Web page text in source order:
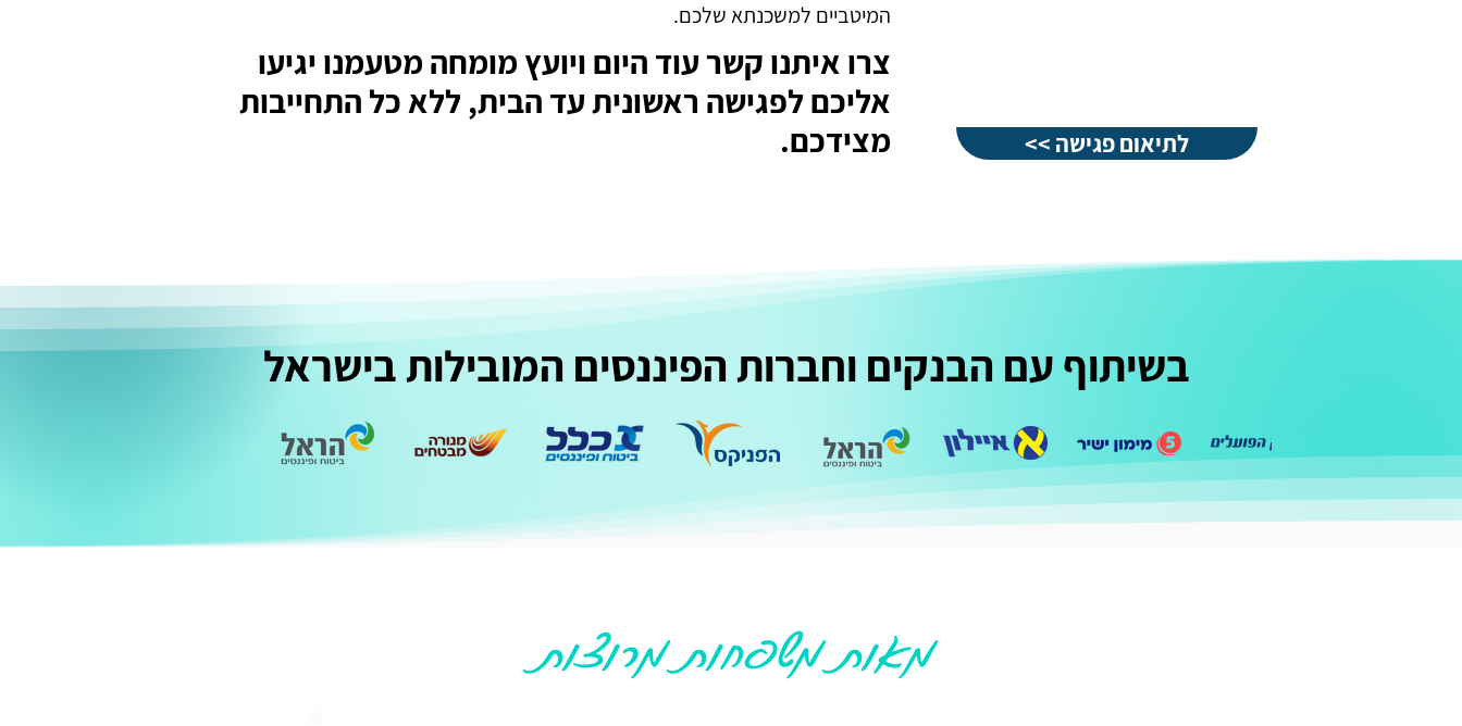
המיטביים למשכנתא שלכם.
צרו איתנו קשר עוד היום ויועץ מומחה מטעמנו יגיעו
אליכם לפגישה ראשונית עד הבית, ללא כל התחייבות
מצידכם.
<< לתיאום פגישה
בשיתוף עם הבנקים וחברות הפיננסים המובילות בישראל
מאות משפחות מרוצות